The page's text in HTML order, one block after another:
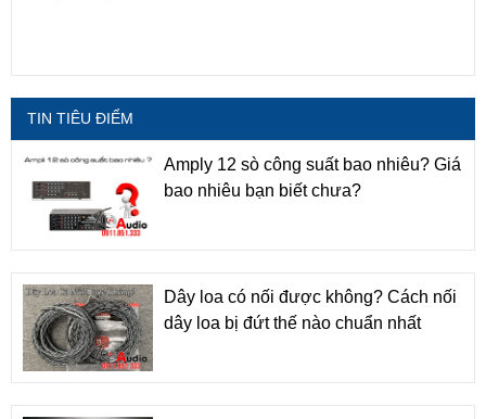
TIN TIÊU ĐIỂM
Amply 12 sò công suất bao nhiêu? Giá
bao nhiêu bạn biết chưa?
Dây loa có nối được không? Cách nối
dây loa bị đứt thế nào chuẩn nhất